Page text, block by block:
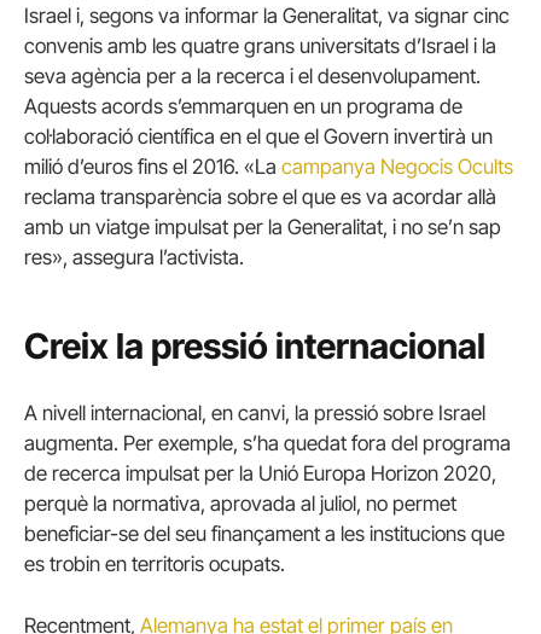
Israel i, segons va informar la Generalitat, va signar cinc
convenis amb les quatre grans universitats d’Israel i la
seva agència per a la recerca i el desenvolupament.
Aquests acords s’emmarquen en un programa de
col·laboració científica en el que el Govern invertirà un
milió d’euros fins el 2016. «La campanya Negocis Ocults
reclama transparència sobre el que es va acordar allà
amb un viatge impulsat per la Generalitat, i no se’n sap
res», assegura l’activista.
Creix la pressió internacional
A nivell internacional, en canvi, la pressió sobre Israel
augmenta. Per exemple, s’ha quedat fora del programa
de recerca impulsat per la Unió Europa Horizon 2020,
perquè la normativa, aprovada al juliol, no permet
beneficiar-se del seu finançament a les institucions que
es trobin en territoris ocupats.
Recentment, Alemanya ha estat el primer país en